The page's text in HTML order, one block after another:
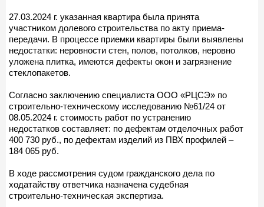
27.03.2024 г. указанная квартира была принята
участником долевого строительства по акту приема-
передачи. В процессе приемки квартиры были выявлены
недостатки: неровности стен, полов, потолков, неровно
уложена плитка, имеются дефекты окон и загрязнение
стеклопакетов.
Согласно заключению специалиста ООО «РЦСЭ» по
строительно-техническому исследованию №61/24 от
08.05.2024 г. стоимость работ по устранению
недостатков составляет: по дефектам отделочных работ
400 730 руб., по дефектам изделий из ПВХ профилей –
184 065 руб.
В ходе рассмотрения судом гражданского дела по
ходатайству ответчика назначена судебная
строительно-техническая экспертиза.